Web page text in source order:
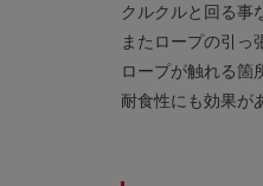
クルクルと回る事
またロープの引っ
ロープが触れる箇
耐食性にも効果が